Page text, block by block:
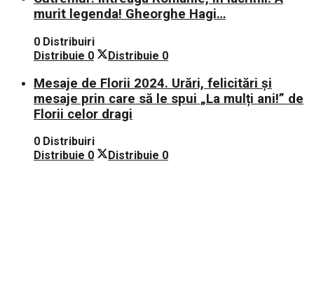
murit legenda! Gheorghe Hagi…
0 Distribuiri
Distribuie 0 Distribuie 0
Mesaje de Florii 2024. Urări, felicitări și
mesaje prin care să le spui „La mulți ani!” de
Florii celor dragi
0 Distribuiri
Distribuie 0 Distribuie 0